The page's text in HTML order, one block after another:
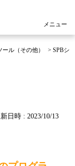
メニュー
ール（その他） > SPBシ
日時 : 2023/10/13